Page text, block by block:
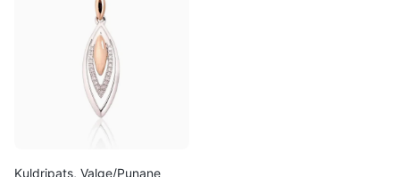
Kuldripats, Valge/Punane